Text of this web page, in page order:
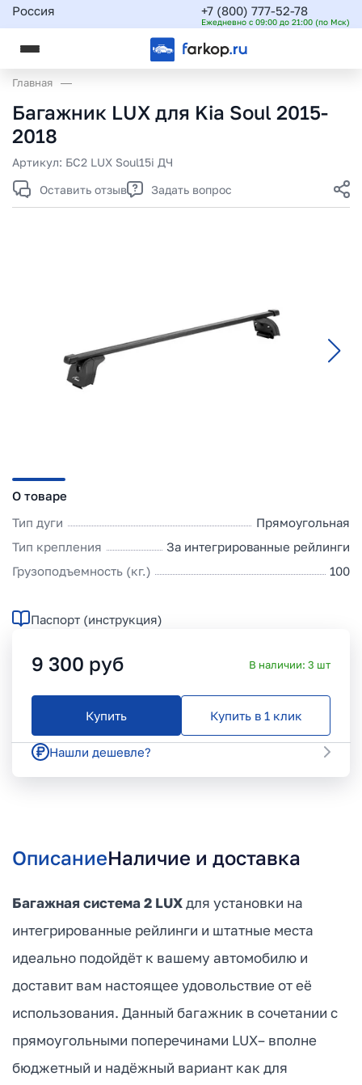
Россия +7 (800) 777-52-78
Ежедневно с 09:00 до 21:00 (по Мск)
Главная
Багажник LUX для Kia Soul 2015-
2018
Артикул: БС2 LUX Soul15i ДЧ
Оставить отзыв
Задать вопрос
О товаре
Тип дуги
Прямоугольная
Тип крепления
За интегрированные рейлинги
Грузоподъемность (кг.)
100
Паспорт (инструкция)
9 300 руб В наличии: 3 шт
Купить Купить в 1 клик
Нашли дешевле?
ОписаниеНаличие и доставка
Багажная система 2 LUXдля установки на
интегрированные рейлинги и штатные места
идеально подойдёт к вашему автомобилю и
доставит вам настоящее удовольствие от её
использования. Данный багажник в сочетании с
прямоугольными поперечинами LUX– вполне
бюджетный и надёжный вариант как для